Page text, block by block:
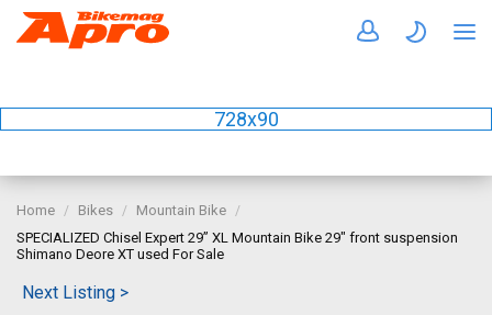
728x90
Home Bikes
Mountain Bike
SPECIALIZED Chisel Expert 29” XL Mountain Bike 29" front suspension
Shimano Deore XT used For Sale
Next Listing >